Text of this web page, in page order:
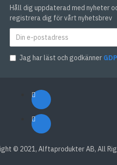
Håll dig uppdaterad med nyheter
registrera dig för vårt nyhetsbrev
Jag har läst och godkänner
© 2021, Alftaprodukter AB, All